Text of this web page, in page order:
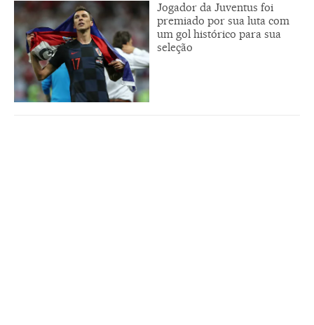
Jogador da Juventus foi
premiado por sua luta com
um gol histórico para sua
seleção